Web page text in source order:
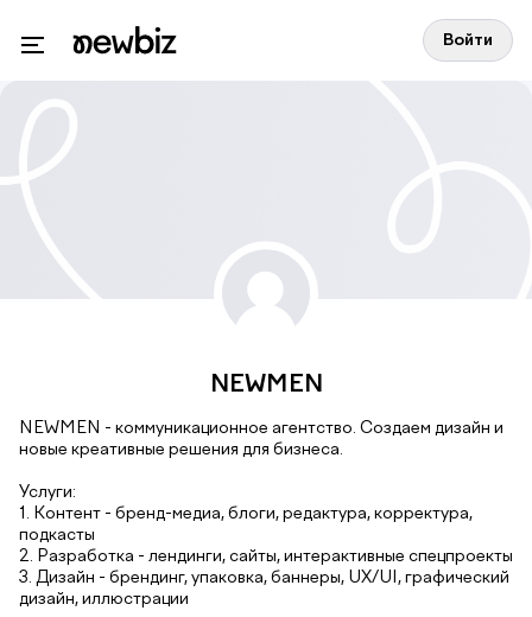
Войти
NEWMEN
NEWMEN - коммуникационное агентство. Создаем дизайн и
новые креативные решения для бизнеса.
Услуги:
1. Контент - бренд-медиа, блоги, редактура, корректура,
подкасты
2. Разработка - лендинги, сайты, интерактивные спецпроекты
3. Дизайн - брендинг, упаковка, баннеры, UX/UI, графический
дизайн, иллюстрации